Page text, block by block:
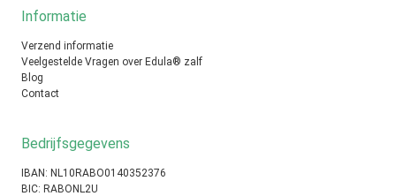
Informatie
Verzend informatie
Veelgestelde Vragen over Edula® zalf
Blog
Contact
Bedrijfsgegevens
IBAN: NL10RABO0140352376
BIC: RABONL2U